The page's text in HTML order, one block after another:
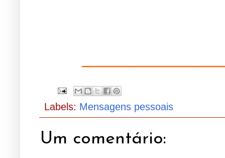
Labels: Mensagens pessoais
Um comentário: